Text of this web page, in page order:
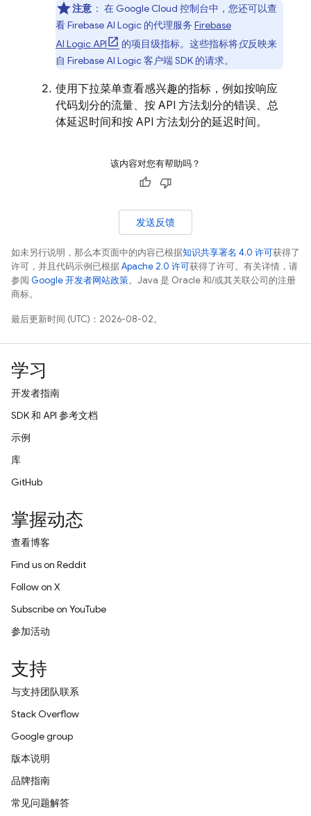
注意 ： 在 Google Cloud 控制台中，您还可以查
看Firebase AI Logic 的代理服务 Firebase
AI LogicAPI 的项目级指标。这些指标将仅反映来
自 Firebase AI Logic客户端 SDK 的请求。
使用下拉菜单查看感兴趣的指标，例如按响应
代码划分的流量、按 API 方法划分的错误、总
体延迟时间和按 API 方法划分的延迟时间。
该内容对您有帮助吗？
发送反馈
如未另行说明，那么本页面中的内容已根据知识共享署名 4.0 许可获得了
许可，并且代码示例已根据Apache 2.0 许可获得了许可。有关详情，请
参阅 Google 开发者网站政策。Java 是 Oracle 和/或其关联公司的注册
商标。
最后更新时间 (UTC)：2026-08-02。
学习
开发者指南
SDK 和 API 参考文档
示例
库
GitHub
掌握动态
查看博客
Find us on Reddit
Follow on X
Subscribe on YouTube
参加活动
支持
与支持团队联系
Stack Overflow
Google group
版本说明
品牌指南
常见问题解答